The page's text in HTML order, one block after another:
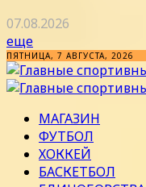
07.08.2026
еще
ПЯТНИЦА, 7 АВГУСТА, 2026
МАГАЗИН
ФУТБОЛ
ХОККЕЙ
БАСКЕТБОЛ